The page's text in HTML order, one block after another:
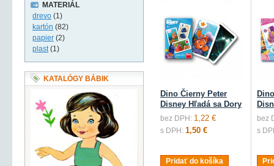
Dino Čierny Peter
Disney Hľadá sa Dory
bez DPH: 1,22 €
s DPH: 1,50 €
Pridať do košíka
bez
s
MATERIÁL
drevo (1)
kartón (82)
papier (2)
plast(1)
KATALÓGY BÁBIK